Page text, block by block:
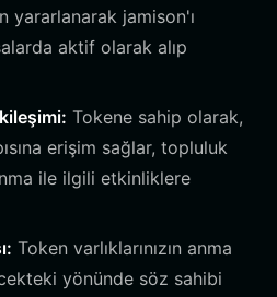
yararlanarak jamison'ı
aktif olarak alıp
Tokene sahip olarak,
erişim sağlar, topluluk
ile ilgili etkinliklere
Token varlıklarınızın anma
yönünde söz sahibi